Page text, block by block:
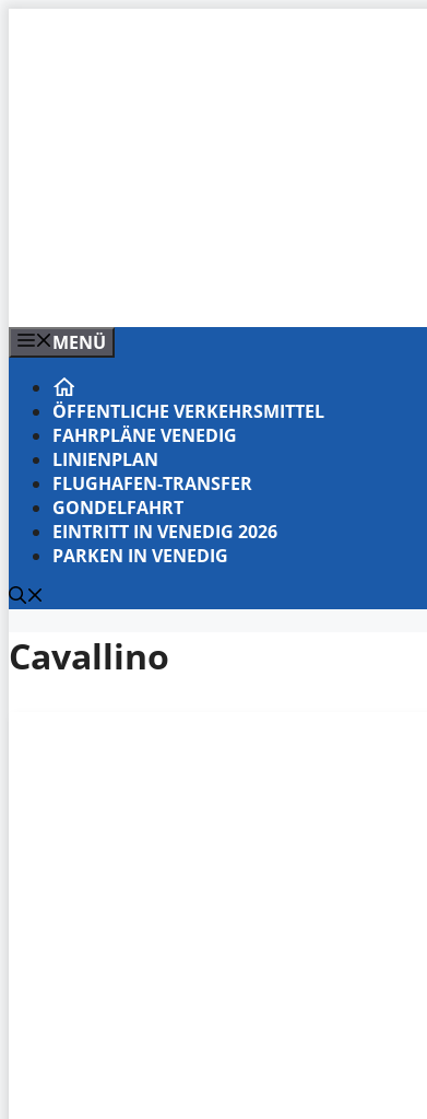
MENÜ
ÖFFENTLICHE VERKEHRSMITTEL
FAHRPLÄNE VENEDIG
LINIENPLAN
FLUGHAFEN-TRANSFER
GONDELFAHRT
EINTRITT IN VENEDIG 2026
PARKEN IN VENEDIG
Cavallino